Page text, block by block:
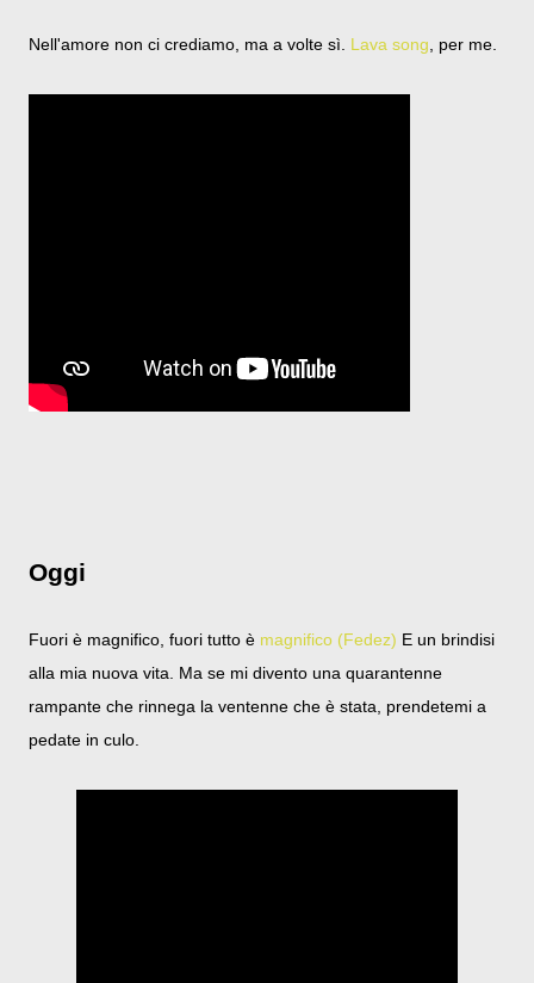
Nell'amore non ci crediamo, ma a volte sì. Lava song , per me.
Oggi
Fuori è magnifico, fuori tutto è magnifico (Fedez) E un brindisi
alla mia nuova vita. Ma se mi divento una quarantenne
rampante che rinnega la ventenne che è stata, prendetemi a
pedate in culo.